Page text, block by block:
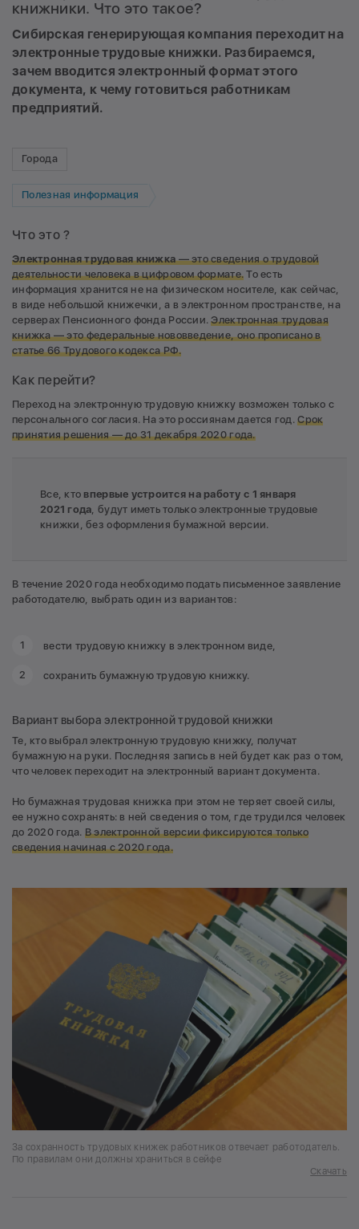
книжники. Что это такое?
Сибирская генерирующая компания переходит на
электронные трудовые книжки. Разбираемся,
зачем вводится электронный формат этого
документа, к чему готовиться работникам
предприятий.
Города
Полезная информация
Что это ?
Электронная трудовая книжка—это сведения о трудовой
деятельности человека в цифровом формате. То есть
информация хранится не на физическом носителе, как сейчас,
в виде небольшой книжечки, а в электронном пространстве, на
серверах Пенсионного фонда России.Электронная трудовая
книжка — это федеральные нововведение, онопрописанов
статье 66 Трудового кодекса РФ.
Как перейти?
Переход на электронную трудовую книжку возможен только с
персонального согласия. На это россиянам дается год.Срок
принятия решения — до 31 декабря 2020 года.
Все, кто впервые устроится на работу с 1 января
2021 года , будут иметь только электронные трудовые
книжки, без оформления бумажной версии.
В течение 2020 года необходимо подать письменное заявление
работодателю, выбрать один из вариантов:
вести трудовую книжку в электронном виде,
сохранить бумажную трудовую книжку.
Вариант выбора электронной трудовой книжки
Те, кто выбрал электронную трудовую книжку, получат
бумажную на руки. Последняя запись в ней будет как раз о том,
что человек переходит на электронный вариант документа.
Но бумажная трудовая книжка при этом не теряет своей силы,
ее нужно сохранять: в ней сведения о том, где трудился человек
до 2020 года. В электронной версии фиксируются только
сведения начиная с 2020 года.
За сохранность трудовых книжек работников отвечает работодатель.
По правилам они должны храниться в сейфе
Скачать